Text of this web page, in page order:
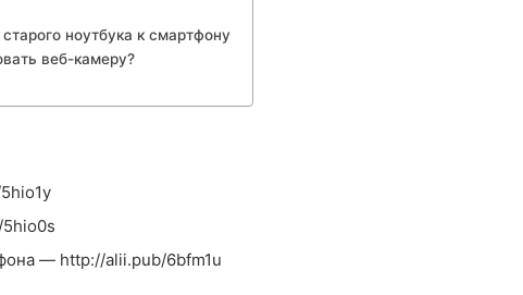
ноутбука к смартфону
веб-камеру?
— http://alii.pub/6bfm1u